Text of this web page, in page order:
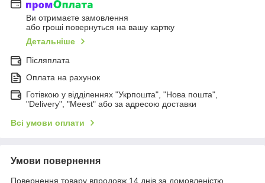
Ви отримаєте замовлення
або гроші повернуться на вашу картку
Детальніше
Післяплата
Оплата на рахунок
Готівкою у відділеннях "Укрпошта", "Нова пошта",
"Delivery", "Meest" або за адресою доставки
Всі умови оплати
Умови повернення
Повернення товару впродовж 14 днів за домовленістю